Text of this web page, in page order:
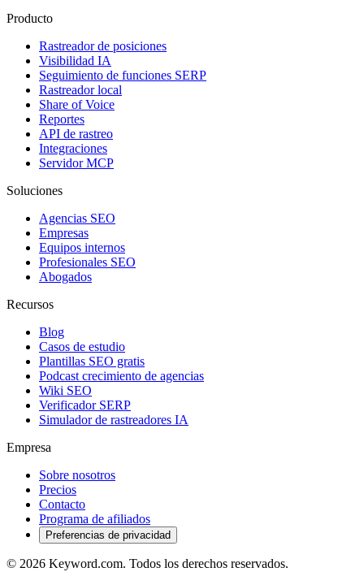
Producto
Rastreador de posiciones
Visibilidad IA
Seguimiento de funciones SERP
Rastreador local
Share of Voice
Reportes
API de rastreo
Integraciones
Servidor MCP
Soluciones
Agencias SEO
Empresas
Equipos internos
Profesionales SEO
Abogados
Recursos
Blog
Casos de estudio
Plantillas SEO gratis
Podcast crecimiento de agencias
Wiki SEO
Verificador SERP
Simulador de rastreadores IA
Empresa
Sobre nosotros
Precios
Contacto
Programa de afiliados
Preferencias de privacidad
© 2026 Keyword.com. Todos los derechos reservados.